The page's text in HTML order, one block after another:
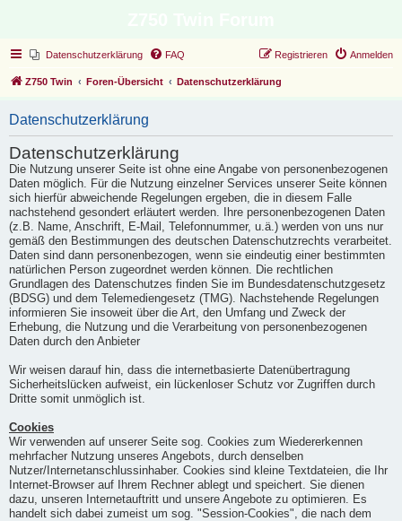
Datenschutzerklärung FAQ Anmelden
Registrieren
Z750 Twin Foren-Übersicht Datenschutzerklärung
Datenschutzerklärung
Datenschutzerklärung
Die Nutzung unserer Seite ist ohne eine Angabe von personenbezogenen
Daten möglich. Für die Nutzung einzelner Services unserer Seite können
sich hierfür abweichende Regelungen ergeben, die in diesem Falle
nachstehend gesondert erläutert werden. Ihre personenbezogenen Daten
(z.B. Name, Anschrift, E-Mail, Telefonnummer, u.ä.) werden von uns nur
gemäß den Bestimmungen des deutschen Datenschutzrechts verarbeitet.
Daten sind dann personenbezogen, wenn sie eindeutig einer bestimmten
natürlichen Person zugeordnet werden können. Die rechtlichen
Grundlagen des Datenschutzes finden Sie im Bundesdatenschutzgesetz
(BDSG) und dem Telemediengesetz (TMG). Nachstehende Regelungen
informieren Sie insoweit über die Art, den Umfang und Zweck der
Erhebung, die Nutzung und die Verarbeitung von personenbezogenen
Daten durch den Anbieter
Wir weisen darauf hin, dass die internetbasierte Datenübertragung
Sicherheitslücken aufweist, ein lückenloser Schutz vor Zugriffen durch
Dritte somit unmöglich ist.
Cookies
Wir verwenden auf unserer Seite sog. Cookies zum Wiedererkennen
mehrfacher Nutzung unseres Angebots, durch denselben
Nutzer/Internetanschlussinhaber. Cookies sind kleine Textdateien, die Ihr
Internet-Browser auf Ihrem Rechner ablegt und speichert. Sie dienen
dazu, unseren Internetauftritt und unsere Angebote zu optimieren. Es
handelt sich dabei zumeist um sog. "Session-Cookies", die nach dem